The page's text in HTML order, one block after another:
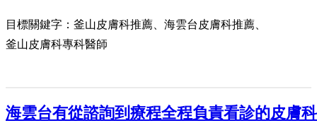
目標關鍵字：釜山皮膚科推薦、海雲台皮膚科推薦、
釜山皮膚科專科醫師
海雲台有從諮詢到療程全程負責看診的皮膚